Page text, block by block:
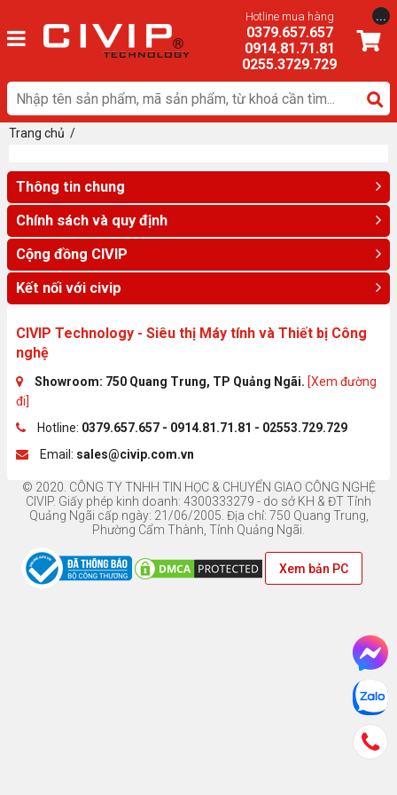
Hotline mua hàng
0379.657.657
0914.81.71.81
0255.3729.729
...
Trang chủ /
Thông tin chung
Chính sách và quy định
Cộng đồng CIVIP
Kết nối với civip
CIVIP Technology - Siêu thị Máy tính và Thiết bị Công
nghệ
Showroom: 750 Quang Trung, TP Quảng Ngãi. [Xem đường
đi]
Hotline: 0379.657.657 - 0914.81.71.81 - 02553.729.729
Email: sales@civip.com.vn
© 2020. CÔNG TY TNHH TIN HỌC & CHUYỂN GIAO CÔNG NGHỆ
CIVIP. Giấy phép kinh doanh: 4300333279 - do sở KH & ĐT Tỉnh
Quảng Ngãi cấp ngày: 21/06/2005. Địa chỉ: 750 Quang Trung,
Phường Cẩm Thành, Tỉnh Quảng Ngãi.
Xem bản PC